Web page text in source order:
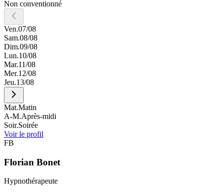
Non conventionné
Ven.07/08
Sam.08/08
Dim.09/08
Lun.10/08
Mar.11/08
Mer.12/08
Jeu.13/08
Mat.Matin
A-M.Après-midi
Soir.Soirée
Voir le profil
FB
Florian Bonet
Hypnothérapeute